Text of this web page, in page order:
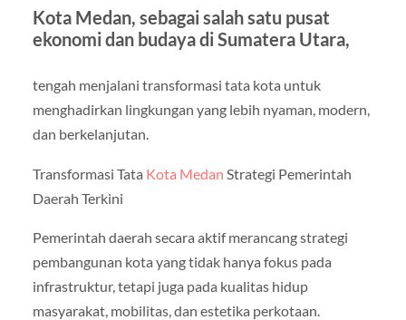
Kota Medan, sebagai salah satu pusat
ekonomi dan budaya di Sumatera Utara,
tengah menjalani transformasi tata kota untuk
menghadirkan lingkungan yang lebih nyaman, modern,
dan berkelanjutan.
Transformasi Tata Kota Medan Strategi Pemerintah
Daerah Terkini
Pemerintah daerah secara aktif merancang strategi
pembangunan kota yang tidak hanya fokus pada
infrastruktur, tetapi juga pada kualitas hidup
masyarakat, mobilitas, dan estetika perkotaan.